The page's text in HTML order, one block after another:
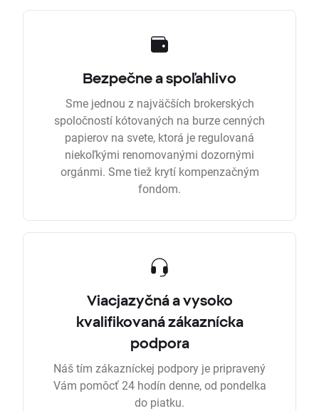
Bezpečne a spoľahlivo
Sme jednou z najväčších brokerských
spoločností kótovaných na burze cenných
papierov na svete, ktorá je regulovaná
niekoľkými renomovanými dozornými
orgánmi. Sme tiež krytí kompenzačným
fondom.
Viacjazyčná a vysoko
kvalifikovaná zákaznícka
podpora
Náš tím zákazníckej podpory je pripravený
Vám pomôcť 24 hodín denne, od pondelka
do piatku.